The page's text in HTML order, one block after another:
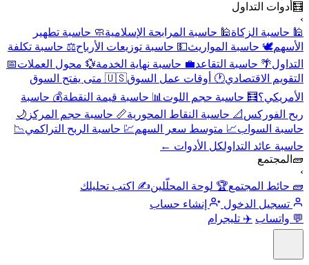
🧮 أدوات التداول
›
🕌 حاسبة الزكاة🕌 حاسبة المرابحة الإسلامية🧼 حاسبة تطهير
الأسهم🕊️ حاسبة المواريث💵 حاسبة توزيعات الأرباح⚖️ حاسبة تكلفة
التداول🌴 حاسبة التقاعد💼 حاسبة نهاية الخدمة💱 محول العملات📅
التقويم الاقتصادي🕐 أوقات عمل السوق
🇺🇸 متى يفتح السوق
الأمريكي؟🧮 حاسبة حجم اللوت 📊 حاسبة قيمة النقطة💰 حاسبة
ربح الفوركس 📐 حاسبة النقاط المحورية📏 حاسبة حجم المركز 🌙
حاسبة السواب📈 متوسط سعر السهم💹 حاسبة الربح التراكمي📉
حاسبة عائد التداولكل الأدوات ←
🧱 المجتمع
›
🧱 حائط المجتمع🏆 لوحة المحلّلين✍️ اكتب تحليلك
تسجيل الدخول
إنشاء حساب
💬 واتساب ✈️ تليجرام